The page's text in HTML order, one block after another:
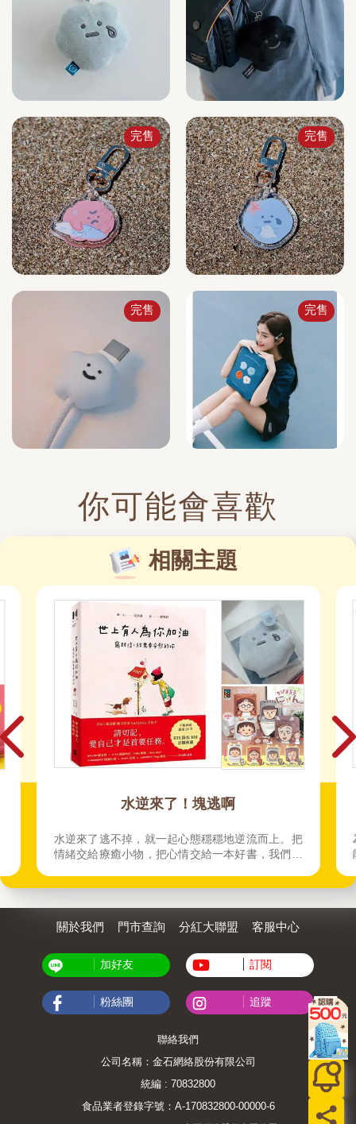
完售 完售
完售 完售
你可能會喜歡
相關主題
地逆流而上。把
本好書，我們一
收到就開心的禮物
為小學生和爸媽精選，孩子拆開就有反應
能玩、不用說明書也懂得交換禮物。預算
關於我們 門市查詢 分紅大聯盟 客服中心
加好友 訂閱
粉絲團 追蹤
聯絡我們
公司名稱：金石網絡股份有限公司
統編 : 70832800
食品業者登錄字號：A-170832800-00000-6